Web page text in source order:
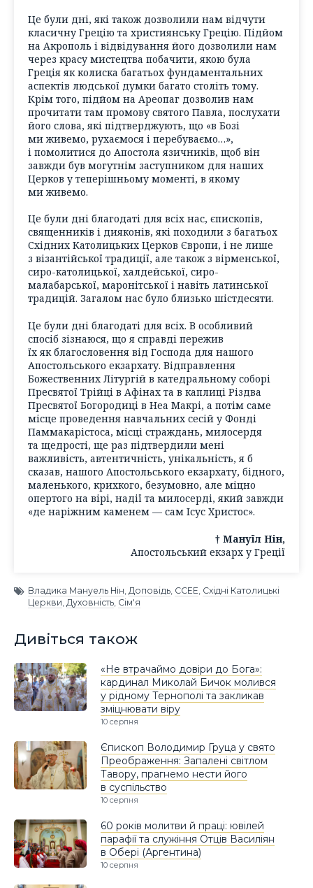
Це були дні, які також дозволили нам відчути
класичну Грецію та християнську Грецію. Підйом
на Акрополь і відвідування його дозволили нам
через красу мистецтва побачити, якою була
Греція як колиска багатьох фундаментальних
аспектів людської думки багато століть тому.
Крім того, підйом на Ареопаг дозволив нам
прочитати там промову святого Павла, послухати
його слова, які підтверджують, що «в Бозі
ми живемо, рухаємося і перебуваємо…»,
і помолитися до Апостола язичників, щоб він
завжди був могутнім заступником для наших
Церков у теперішньому моменті, в якому
ми живемо.
Це були дні благодаті для всіх нас, єпископів,
священників і дияконів, які походили з багатьох
Східних Католицьких Церков Європи, і не лише
з візантійської традиції, але також з вірменської,
сиро-католицької, халдейської, сиро-
малабарської, маронітської і навіть латинської
традицій. Загалом нас було близько шістдесяти.
Це були дні благодаті для всіх. В особливий
спосіб зізнаюся, що я справді пережив
їх як благословення від Господа для нашого
Апостольського екзархату. Відправлення
Божественних Літургій в катедральному соборі
Пресвятої Трійці в Афінах та в каплиці Різдва
Пресвятої Богородиці в Неа Макрі, а потім саме
місце проведення навчальних сесій у Фонді
Паммакарістоса, місці страждань, милосердя
та щедрості, ще раз підтвердили мені
важливість, автентичність, унікальність, я б
сказав, нашого Апостольського екзархату, бідного,
маленького, крихкого, безумовно, але міцно
опертого на вірі, надії та милосерді, який завжди
«де наріжним каменем — сам Ісус Христос».
† Мануїл Нін,
Апостольський екзарх у Греції
Владика Мануель Нін Доповідь CCEE Східні Католицькі
Церкви Духовність Сім'я
Дивіться також
«Не втрачаймо довіри до Бога»:
кардинал Миколай Бичок молився
у рідному Тернополі та закликав
зміцнювати віру
10 серпня
Єпископ Володимир Груца у свято
Преображення: Запалені світлом
Тавору, прагнемо нести його
в суспільство
10 серпня
60 років молитви й праці: ювілей
парафії та служіння Отців Василіян
в Обері (Аргентина)
10 серпня